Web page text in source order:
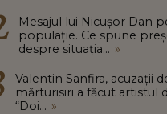
Mesajul lui Nicușor Dan
populație. Ce spune
despre situația... »
Valentin Sanfira, acuzații
mărturisiri a făcut artistul
“Doi... »